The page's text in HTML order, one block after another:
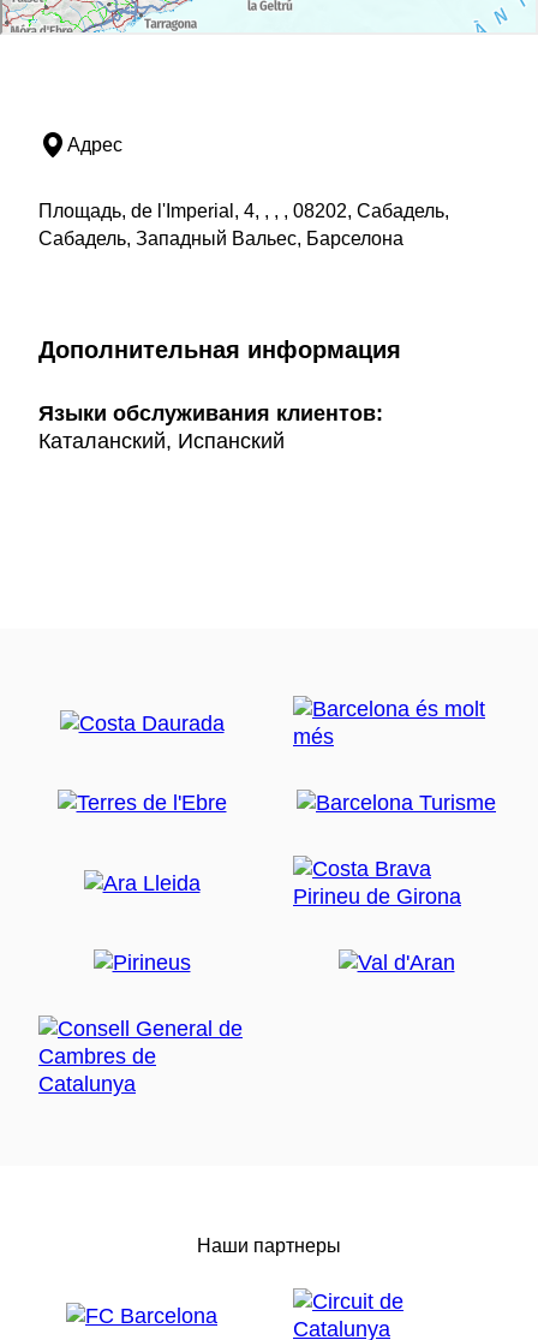
Адрес
Площадь, de l'Imperial, 4, , , , 08202, Сабадель,
Сабадель, Западный Вальес, Барселона
Дополнительная информация
Языки обслуживания клиентов:
Каталанский, Испанский
Наши партнеры